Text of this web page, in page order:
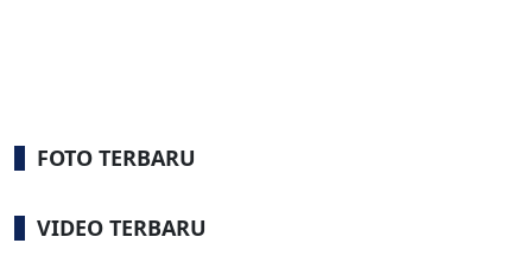
FOTO TERBARU
VIDEO TERBARU